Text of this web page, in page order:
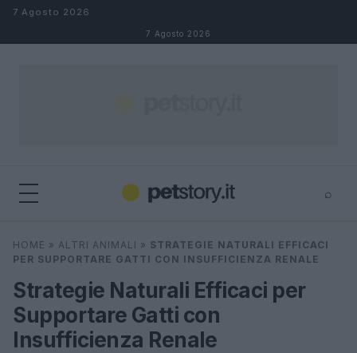
Salta al contenuto
7 Agosto 2026
7 Agosto 2026
⌕
Cerca ⌕ ×
HOME » ALTRI ANIMALI » STRATEGIE NATURALI EFFICACI
PER SUPPORTARE GATTI CON INSUFFICIENZA RENALE
Strategie Naturali Efficaci per
Supportare Gatti con
Insufficienza Renale